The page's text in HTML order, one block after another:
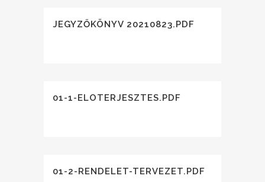
JEGYZŐKÖNYV 20210823.PDF
01-1-ELOTERJESZTES.PDF
01-2-RENDELET-TERVEZET.PDF